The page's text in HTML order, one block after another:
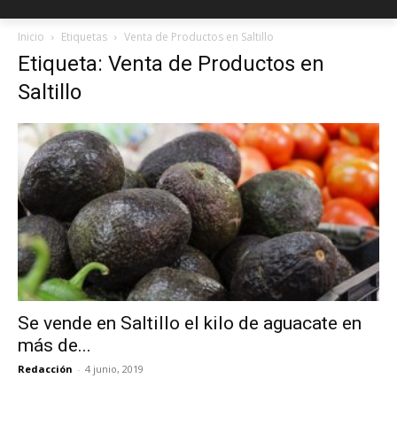
Inicio Etiquetas Venta de Productos en Saltillo
Etiqueta: Venta de Productos en
Saltillo
Se vende en Saltillo el kilo de aguacate en
más de...
Redacción - 4 junio, 2019